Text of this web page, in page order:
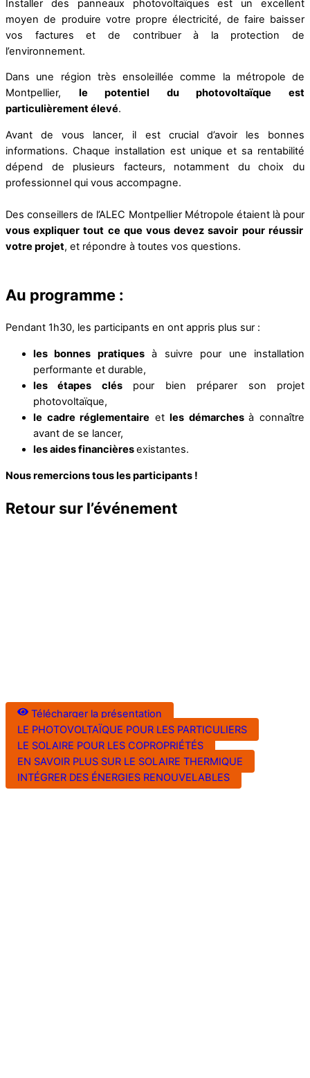
Installer des panneaux photovoltaïques est un excellent
moyen de produire votre propre électricité, de faire baisser
vos factures et de contribuer à la protection de
l’environnement.
Dans une région très ensoleillée comme la métropole de
Montpellier, le potentiel du photovoltaïque est
particulièrement élevé.
Avant de vous lancer, il est crucial d’avoir les bonnes
informations. Chaque installation est unique et sa rentabilité
dépend de plusieurs facteurs, notamment du choix du
professionnel qui vous accompagne.
Des conseillers de l’ALEC Montpellier Métropole étaient là pour
vous expliquer tout ce que vous devez savoir pour réussir
votre projet, et répondre à toutes vos questions.
Au programme :
Pendant 1h30, les participants en ont appris plus sur :
les bonnes pratiquesà suivre pour une installation
performante et durable,
les étapes cléspour bien préparer son projet
photovoltaïque,
le cadre réglementaire etles démarchesà connaître
avant de se lancer,
les aides financièresexistantes.
Nous remercions tous les participants !
Retour sur l’événement
Télécharger la présentation
LE PHOTOVOLTAÏQUE POUR LES PARTICULIERS
LE SOLAIRE POUR LES COPROPRIÉTÉS
EN SAVOIR PLUS SUR LE SOLAIRE THERMIQUE
INTÉGRER DES ÉNERGIES RENOUVELABLES